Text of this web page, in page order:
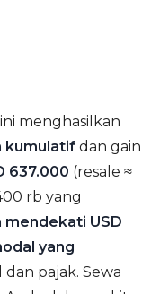
menghasilkan
kumulatif dan gain
637.000 (resale ≈
rb yang
mendekati USD
yang
pajak. Sewa